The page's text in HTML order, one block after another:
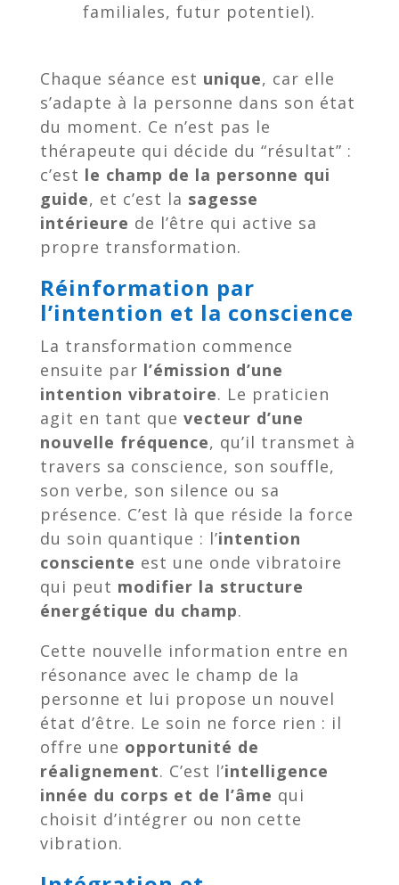
familiales, futur potentiel).
Chaque séance est unique, car elle
s’adapte à la personne dans son état
du moment. Ce n’est pas le
thérapeute qui décide du “résultat” :
c’est le champ de la personne qui
guide, et c’est la sagesse
intérieure de l’être qui active sa
propre transformation.
Réinformation par
l’intention et la conscience
La transformation commence
ensuite par l’émission d’une
intention vibratoire. Le praticien
agit en tant que vecteur d’une
nouvelle fréquence, qu’il transmet à
travers sa conscience, son souffle,
son verbe, son silence ou sa
présence. C’est là que réside la force
du soin quantique : l’intention
consciente est une onde vibratoire
qui peut modifier la structure
énergétique du champ.
Cette nouvelle information entre en
résonance avec le champ de la
personne et lui propose un nouvel
état d’être. Le soin ne force rien : il
offre une opportunité de
réalignement. C’est l’intelligence
innée du corps et de l’âme qui
choisit d’intégrer ou non cette
vibration.